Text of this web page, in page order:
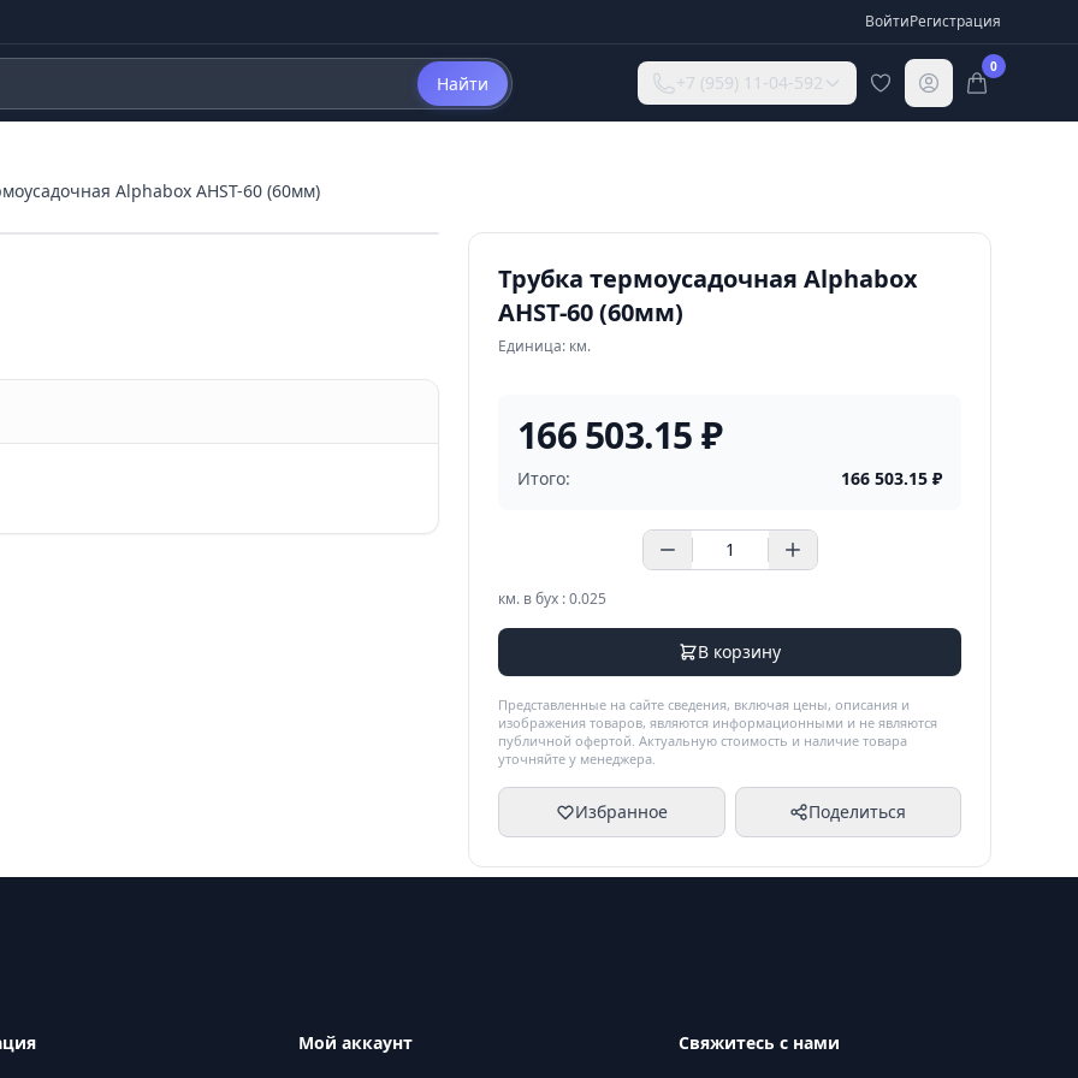
ВойтиРегистрация
Найти +7 (959) 11-04-592
0
Alphabox AHST-60 (60мм)
Трубка термоусадочная Alphabox
AHST-60 (60мм)
Единица: км.
166 503.15 ₽
Итого: 166 503.15 ₽
км. в бух : 0.025
В корзину
Представленные на сайте сведения, включая цены, описания и
изображения товаров, являются информационными и не являются
публичной офертой. Актуальную стоимость и наличие товара
уточняйте у менеджера.
Избранное Поделиться
Мой аккаунт
Свяжитесь с нами